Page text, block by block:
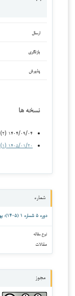
ارسال
بازنگری
پذیرش
نسخه ها
۱۴۰۴/۰۹/۰۴ (۲)
۱۴۰۵/۰۱/۲۰ (۱)
شماره
دوره ۵ شماره ۱ (۱۴۰۵): بهار ۱۴۰۵
نوع مقاله
مقالات
مجوز